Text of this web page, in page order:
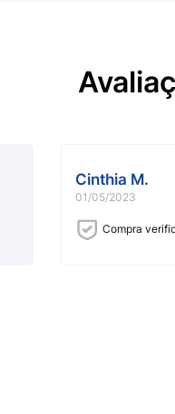
Cinthia M.
01/05/2023
Compra